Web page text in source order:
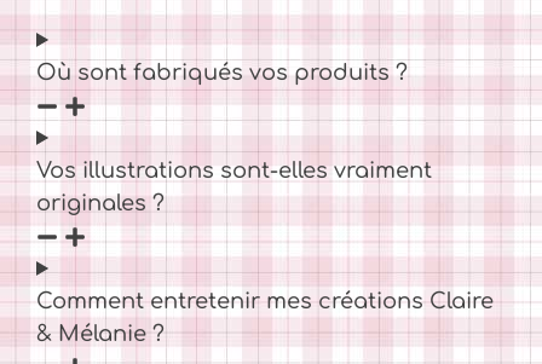
Où sont fabriqués vos produits ?
Vos illustrations sont-elles vraiment
originales ?
Comment entretenir mes créations Claire
& Mélanie ?